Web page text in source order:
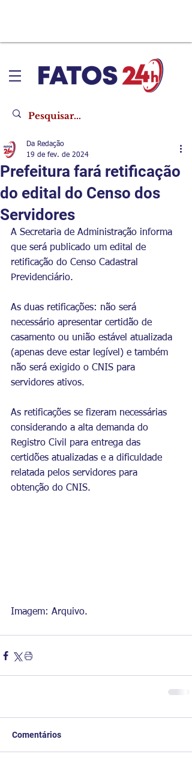
Prefeitura fará retificação
do edital do Censo dos
Servidores
Da Redação
19 de fev. de 2024
A Secretaria de Administração informa
que será publicado um edital de
retificação do Censo Cadastral
Previdenciário.
As duas retificações: não será
necessário apresentar certidão de
casamento ou união estável atualizada
(apenas deve estar legível) e também
não será exigido o CNIS para
servidores ativos.
As retificações se fizeram necessárias
considerando a alta demanda do
Registro Civil para entrega das
certidões atualizadas e a dificuldade
relatada pelos servidores para
obtenção do CNIS.
Imagem: Arquivo.
Comentários